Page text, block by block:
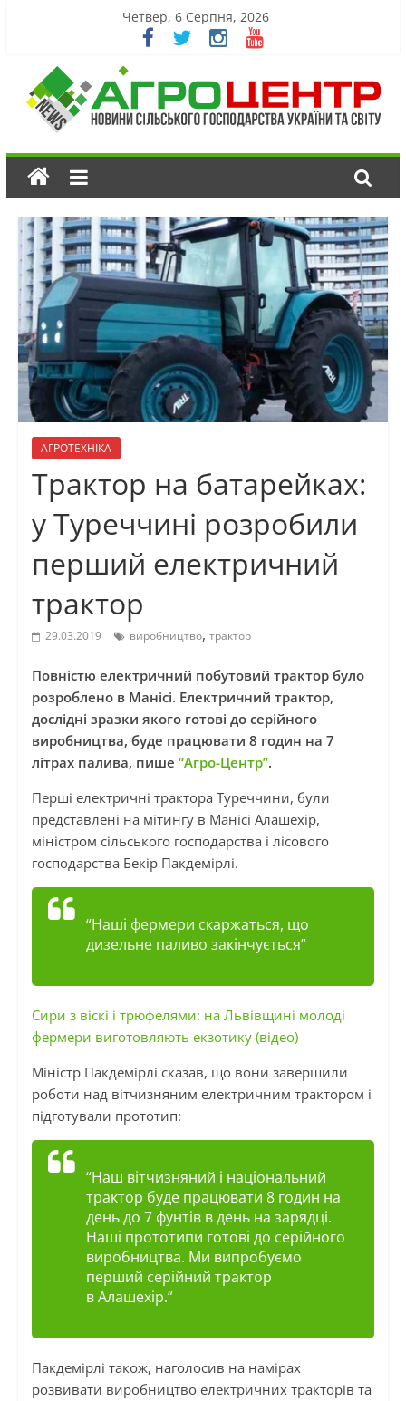
Четвер, 6 Серпня, 2026
АГРОТЕХНІКА
Трактор на батарейках:
у Туреччині розробили
перший електричний
трактор
29.03.2019 виробництво, трактор
Повністю електричний побутовий трактор було
розроблено в Манісі. Електричний трактор,
дослідні зразки якого готові до серійного
виробництва, буде працювати 8 годин на 7
літрах палива, пише “Агро-Центр”.
Перші електричні трактора Туреччини, були
представлені на мітингу в Манісі Алашехір,
міністром сільського господарства і лісового
господарства Бекір Пакдемірлі.
“Наші фермери скаржаться, що
дизельне паливо закінчується”
Сири з віскі і трюфелями: на Львівщині молоді
фермери виготовляють екзотику (відео)
Міністр Пакдемірлі сказав, що вони завершили
роботи над вітчизняним електричним трактором і
підготували прототип:
“Наш вітчизняний і національний
трактор буде працювати 8 годин на
день до 7 фунтів в день на зарядці.
Наші прототипи готові до серійного
виробництва. Ми випробуємо
перший серійний трактор
вАлашехір.”
Пакдемірлі також, наголосив на намірах
розвивати виробництво електричних тракторів та